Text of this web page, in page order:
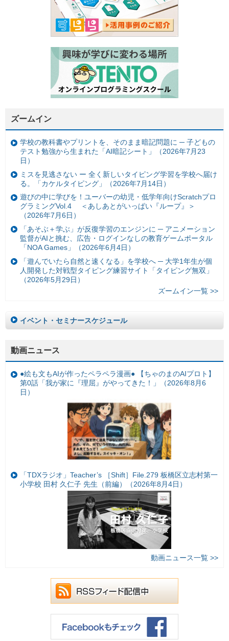
ズームイン
学校の教科書やプリントを、そのまま暗記問題に ─ 子どもの
テスト勉強から生まれた「AI暗記シート」（2026年7月23
日）
ミスを見逃さない ー 全く新しいタイピング学習を学校へ届け
る。「カケルタイピング」（2026年7月14日）
遊びの中に学びを！ユーバーの幼児・低学年向けScratchプロ
グラミングVol.4 ＜あしあとがいっぱい『ループ』＞
（2026年7月6日）
「あそぶ＋学ぶ」が反復学習のエンジンに ─ アニメーション
監督がAIと挑む、広告・ログインなしの教育ゲームポータル
「NOA Games」（2026年6月4日）
「遊んでいたら自然と速くなる」を学校へ ─ 大学1年生が個
人開発した対戦型タイピング練習サイト「タイピング無双」
（2026年5月29日）
ズームイン一覧 >>
イベント・セミナースケジュール
動画ニュース
●絵も文もAIが作ったペラペラ漫画● 【ちゃのまのAIプロト】
第0話「我が家に『理屈』がやってきた！」（2026年8月6
日）
「TDXラジオ」Teacher’s ［Shift］File.279 板橋区立志村第一
小学校 田村 久仁子 先生（前編）（2026年8月4日）
動画ニュース一覧 >>